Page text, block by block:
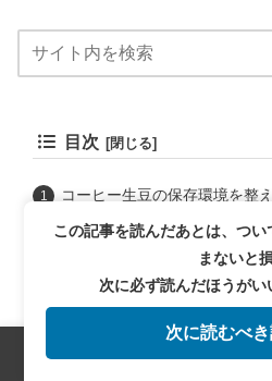
目次
コーヒー生豆の保存環境を整
温度と湿度の管理
光を避けるための工夫
保存容器の選び方
素材別の特徴と選び方
この記事を読んだあとは、つ
まないと
次に必ず読んだほうが
次に読むべ